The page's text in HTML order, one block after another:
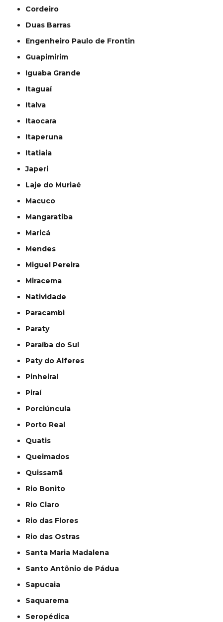
Cordeiro
Duas Barras
Engenheiro Paulo de Frontin
Guapimirim
Iguaba Grande
Itaguaí
Italva
Itaocara
Itaperuna
Itatiaia
Japeri
Laje do Muriaé
Macuco
Mangaratiba
Maricá
Mendes
Miguel Pereira
Miracema
Natividade
Paracambi
Paraty
Paraíba do Sul
Paty do Alferes
Pinheiral
Piraí
Porciúncula
Porto Real
Quatis
Queimados
Quissamã
Rio Bonito
Rio Claro
Rio das Flores
Rio das Ostras
Santa Maria Madalena
Santo Antônio de Pádua
Sapucaia
Saquarema
Seropédica